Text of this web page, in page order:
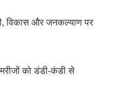
विकास और जनकल्याण पर
को डंडी-कंडी से